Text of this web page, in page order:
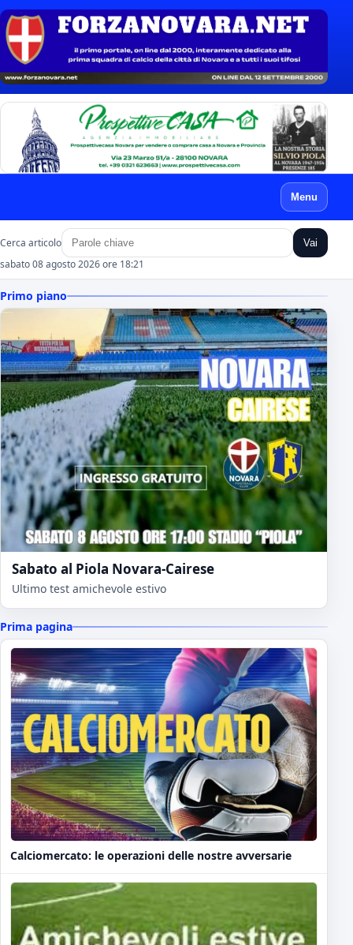
Menu
Cerca articolo Vai
sabato 08 agosto 2026 ore 18:21
Primo piano
Sabato al Piola Novara-Cairese
Ultimo test amichevole estivo
Prima pagina
Calciomercato: le operazioni delle nostre avversarie